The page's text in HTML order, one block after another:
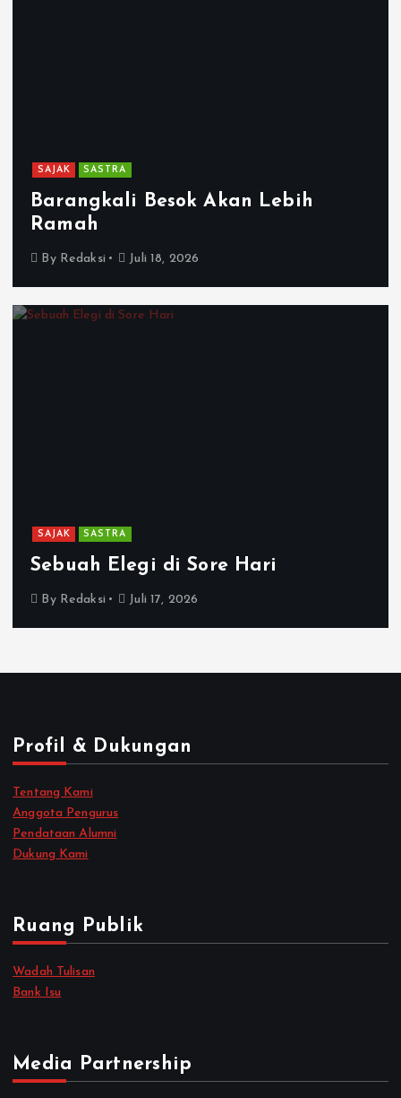
SAJAK SASTRA
Barangkali Besok Akan Lebih
Ramah
By Redaksi Juli 18, 2026
SAJAK SASTRA
Sebuah Elegi di Sore Hari
By Redaksi Juli 17, 2026
Profil & Dukungan
Tentang Kami
Anggota Pengurus
Pendataan Alumni
Dukung Kami
Ruang Publik
Wadah Tulisan
Bank Isu
Media Partnership